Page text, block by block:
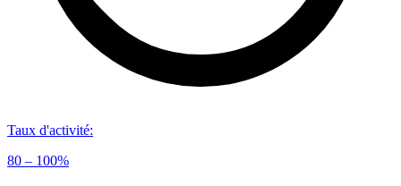
Taux d'activité:
80 – 100%